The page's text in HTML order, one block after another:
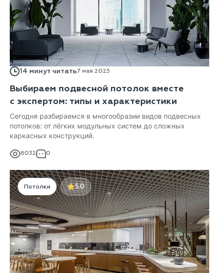
14 минут читать7 мая 2025
Выбираем подвесной потолок вместе
с экспертом: типы и характеристики
Сегодня разбираемся в многообразии видов подвесных
потолков: от лёгких модульных систем до сложных
каркасных конструкций.
6032 0
Потолки 5.0